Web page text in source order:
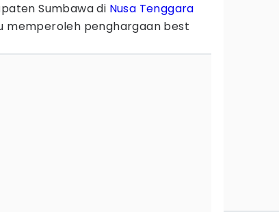
Sumbawa di Nusa Tenggara
memperoleh penghargaan best